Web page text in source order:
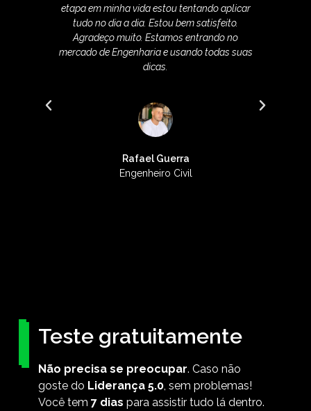
etapa em minha vida estou tentando aplicar
tudo no dia a dia. Estou bem satisfeito.
Agradeço muito. Estamos entrando no
mercado de Engenharia e usando todas suas
dicas.
Rafael Guerra
Engenheiro Civil
Teste gratuitamente
Não precisa se preocupar. Caso não
goste do Liderança 5.0, sem problemas!
Você tem 7 dias para assistir tudo lá dentro.